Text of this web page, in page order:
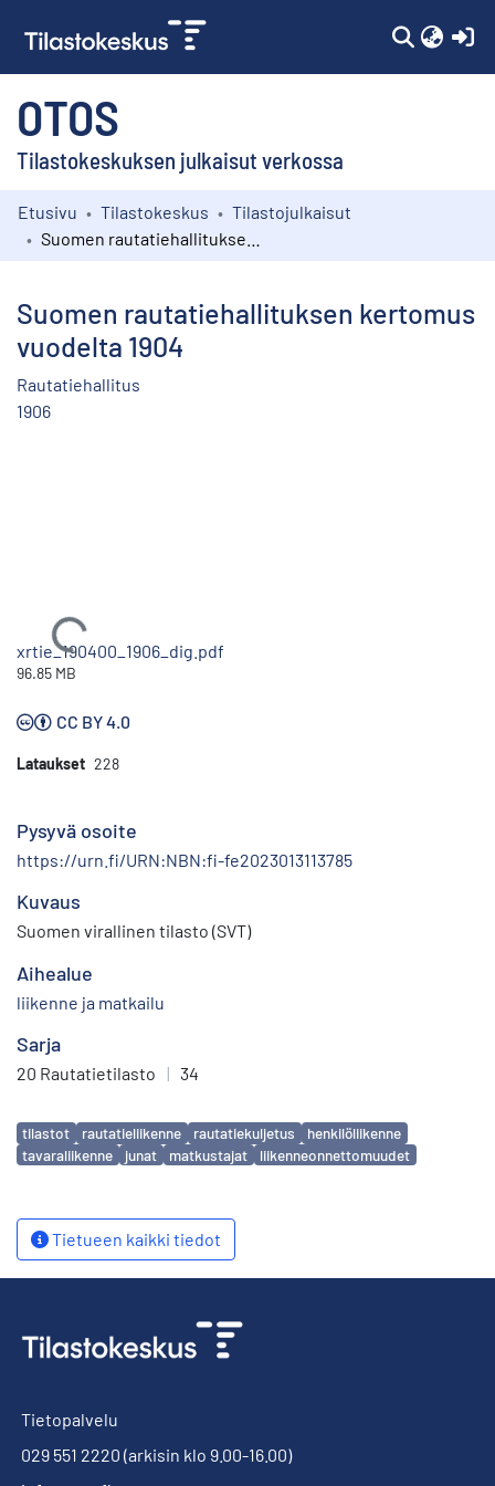
OTOS
Tilastokeskuksen julkaisut verkossa
Kokoelmat
Etusivu Tilastokeskus
Tilastojulkaisut
Suomen rautatiehallituksen kertomus
vuodelta 1904
Rautatiehallitus
1906
Ladataan...
xrtie_190400_1906_dig.pdf
96.85 MB
CC BY 4.0
Lataukset 228
Pysyvä osoite
https://urn.fi/URN:NBN:fi-fe2023013113785
Kuvaus
Suomen virallinen tilasto (SVT)
Aihealue
liikenne ja matkailu
Sarja
20 Rautatietilasto | 34
Avainsanat
tilastot rautatieliikenne rautatiekuljetus
henkilöliikenne
tavaraliikenne
junat matkustajat liikenneonnettomuudet
Tietueen kaikki tiedot
Tietopalvelu
029 551 2220 (arkisin klo 9.00-16.00)